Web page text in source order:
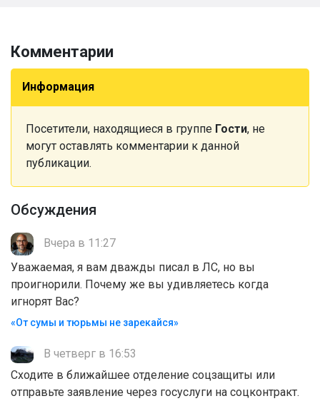
Комментарии
Информация
Посетители, находящиеся в группе Гости, не
могут оставлять комментарии к данной
публикации.
Обсуждения
Вчера в 11:27
Уважаемая, я вам дважды писал в ЛС, но вы
проигнорили. Почему же вы удивляетесь когда
игнорят Вас?
«От сумы и тюрьмы не зарекайся»
В четверг в 16:53
Сходите в ближайшее отделение соцзащиты или
отправьте заявление через госуслуги на соцконтракт.